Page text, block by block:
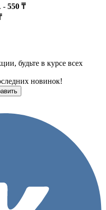
- 550 ₸
будьте в курсе всех
новинок!